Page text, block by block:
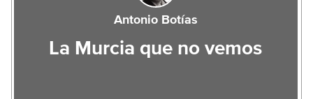
Antonio Botías
La Murcia que no vemos